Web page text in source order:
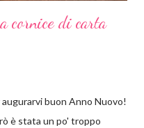
cornice di carta
buon Anno Nuovo!
è stata un po' troppo